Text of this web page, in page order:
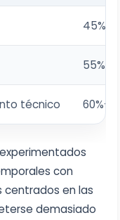
45%-
55%-
técnico 60%-
con
centrados en las
demasiado